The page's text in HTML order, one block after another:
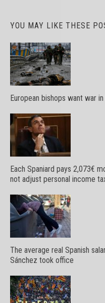
YOU MAY LIKE THESE
European bishops want war
Each Spaniard pays 2,073€
not adjust personal income
The average real Spanish
Sánchez took office